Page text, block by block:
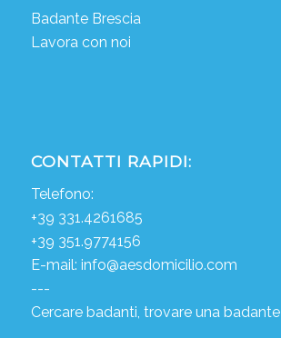
Badante Brescia
Lavora con noi
CONTATTI RAPIDI:
Telefono:
+39 331.4261685
+39 351.9774156
E-mail: info@aesdomicilio.com
---
Cercare badanti, trovare una badante